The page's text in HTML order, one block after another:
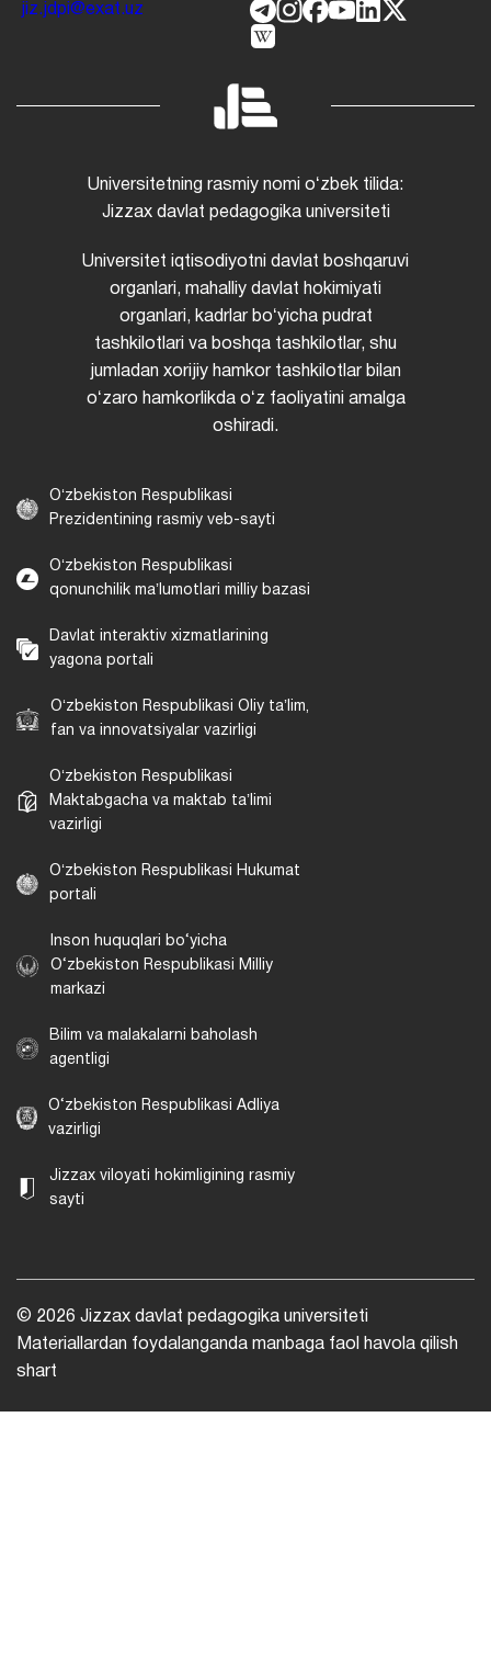
jiz.jdpi@exat.uz
Universitetning rasmiy nomi oʻzbek tilida:
Jizzax davlat pedagogika universiteti
Universitet iqtisodiyotni davlat boshqaruvi
organlari, mahalliy davlat hokimiyati
organlari, kadrlar boʻyicha pudrat
tashkilotlari va boshqa tashkilotlar, shu
jumladan xorijiy hamkor tashkilotlar bilan
oʻzaro hamkorlikda oʻz faoliyatini amalga
oshiradi.
Oʻzbekiston Respublikasi
Prezidentining rasmiy veb-sayti
Oʻzbekiston Respublikasi
qonunchilik maʼlumotlari milliy bazasi
Davlat interaktiv xizmatlarining
yagona portali
Oʻzbekiston Respublikasi Oliy taʼlim,
fan va innovatsiyalar vazirligi
Oʻzbekiston Respublikasi
Maktabgacha va maktab taʼlimi
vazirligi
Oʻzbekiston Respublikasi Hukumat
portali
Inson huquqlari bo‘yicha
O‘zbekiston Respublikasi Milliy
markazi
Bilim va malakalarni baholash
agentligi
O‘zbekiston Respublikasi Adliya
vazirligi
Jizzax viloyati hokimligining rasmiy
sayti
© 2026 Jizzax davlat pedagogika universiteti
Materiallardan foydalanganda manbaga faol havola qilish
shart